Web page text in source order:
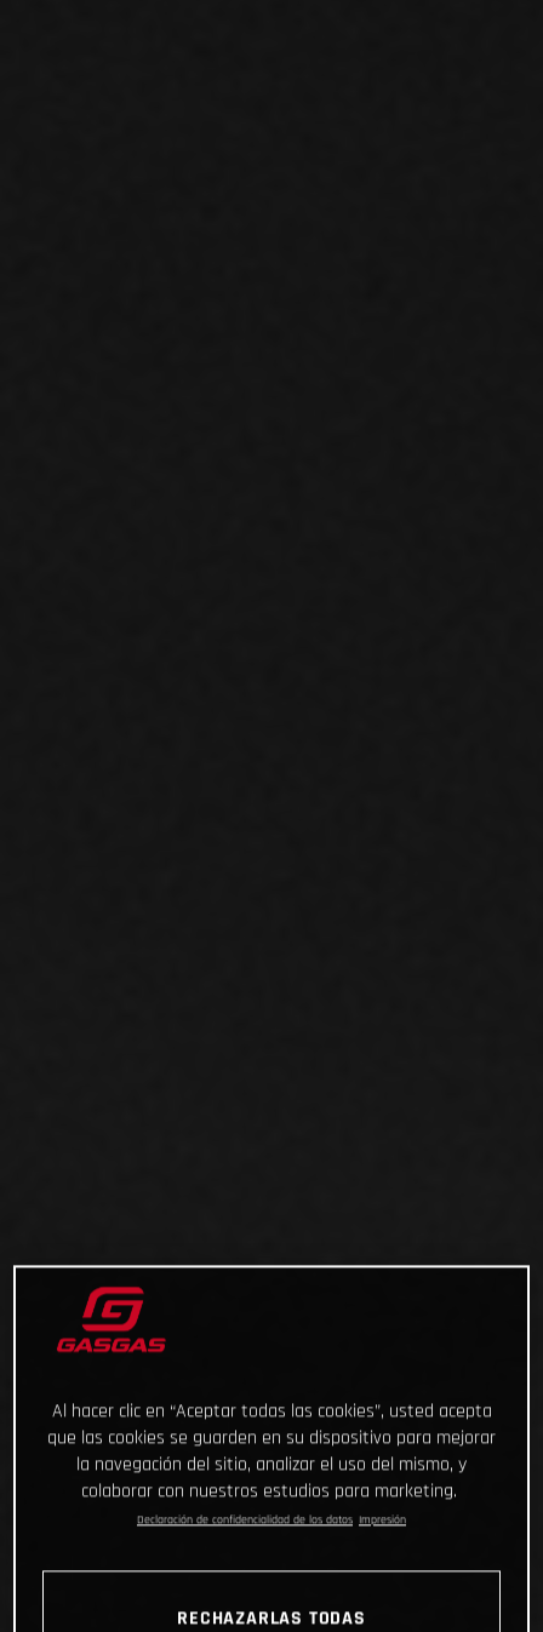
Al hacer clic en “Aceptar todas las cookies”, usted acepta
que las cookies se guarden en su dispositivo para mejorar
la navegación del sitio, analizar el uso del mismo, y
colaborar con nuestros estudios para marketing.
Declaración de confidencialidad de los datos Impresión
RECHAZARLAS TODAS